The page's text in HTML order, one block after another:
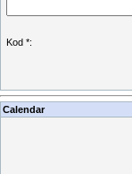
Kod *:
Calendar